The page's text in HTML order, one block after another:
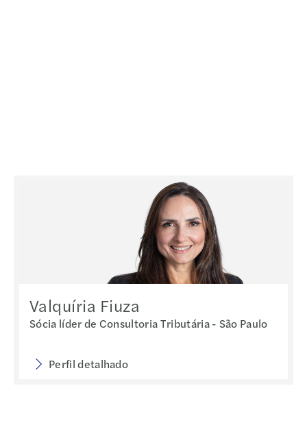
Valquíria Fiuza
Sócia líder de Consultoria Tributária - São Paulo
Perfil detalhado